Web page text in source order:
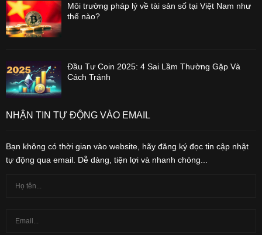
Môi trường pháp lý về tài sản số tại Việt Nam như
thế nào?
Đầu Tư Coin 2025: 4 Sai Lầm Thường Gặp Và
Cách Tránh
NHẬN TIN TỰ ĐỘNG VÀO EMAIL
Bạn không có thời gian vào website, hãy đăng ký đọc tin cập nhật
tự động qua email. Dễ dàng, tiện lợi và nhanh chóng...